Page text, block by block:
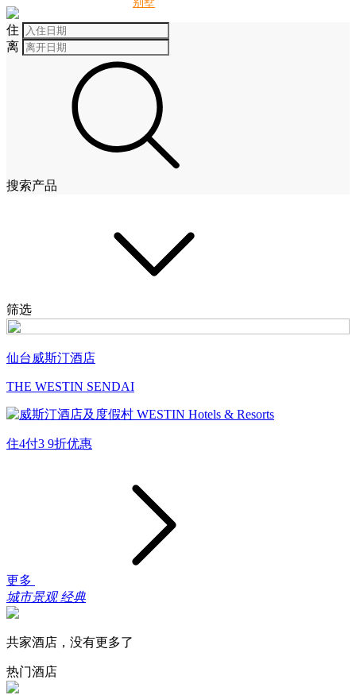
住
离
搜索产品
筛选
仙台威斯汀酒店
THE WESTIN SENDAI
住4付3 9折优惠
更多
城市景观 经典
共家酒店，没有更多了
热门酒店